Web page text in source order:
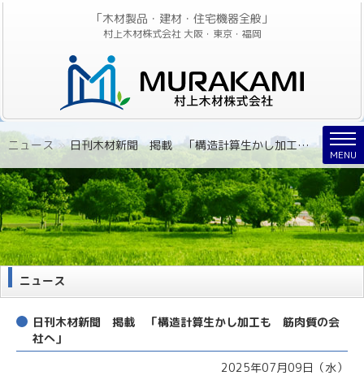
「木材製品・建材・住宅機器全般」
村上木材株式会社 大阪・東京・福岡
MENU
ニュース » 日刊木材新聞 掲載 「構造計算生かし加工も 筋肉質の会社へ」
ニュース
日刊木材新聞 掲載 「構造計算生かし加工も 筋肉質の会
社へ」
2025年07月09日（水）